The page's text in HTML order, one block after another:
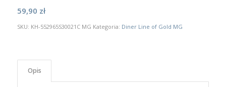
59,90 zł
SKU: KH-552965S30021C MG Kategoria: Diner Line of Gold MG
Opis